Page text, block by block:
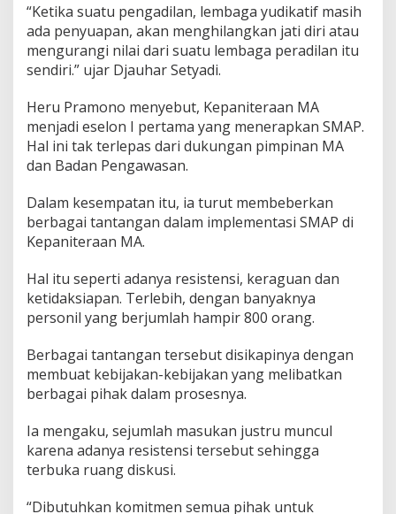
n
t
i
P
e
y
u
a
p
a
(
S
)
“Ketika suatu pengadilan, lembaga yudikatif masih
ada penyuapan, akan menghilangkan jati diri atau
mengurangi nilai dari suatu lembaga peradilan itu
sendiri.” ujar Djauhar Setyadi.
Heru Pramono menyebut, Kepaniteraan MA
menjadi eselon I pertama yang menerapkan SMAP.
Hal ini tak terlepas dari dukungan pimpinan MA
dan Badan Pengawasan.
Dalam kesempatan itu, ia turut membeberkan
berbagai tantangan dalam implementasi SMAP di
Kepaniteraan MA.
Hal itu seperti adanya resistensi, keraguan dan
ketidaksiapan. Terlebih, dengan banyaknya
personil yang berjumlah hampir 800 orang.
Berbagai tantangan tersebut disikapinya dengan
membuat kebijakan-kebijakan yang melibatkan
berbagai pihak dalam prosesnya.
Ia mengaku, sejumlah masukan justru muncul
karena adanya resistensi tersebut sehingga
terbuka ruang diskusi.
“Dibutuhkan komitmen semua pihak untuk